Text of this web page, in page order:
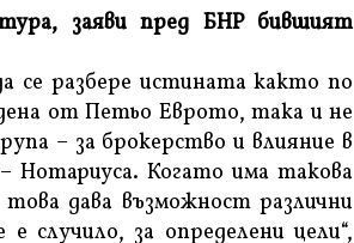
заяви пред БНР бившият
се разбере истината както по
от Петьо Еврото, така и не
– за брокерство и влияние в
Нотариуса. Когато има такова
дава възможност различни
случило, за определени цели“,